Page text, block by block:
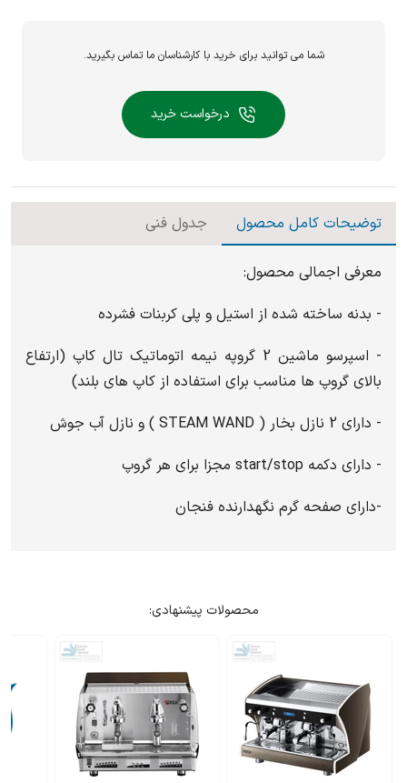
شما می توانید برای خرید با کارشناسان ما تماس بگیرید.
درخواست خرید
توضیحات کامل محصول جدول فنی
معرفی اجمالی محصول:
- بدنه ساخته شده از استیل و پلی کربنات فشرده
- اسپرسو ماشین 2 گروپه نیمه اتوماتیک تال کاپ (ارتفاع
بالای گروپ ها مناسب برای استفاده از کاپ های بلند)
- دارای 2 نازل بخار ( STEAM WAND ) و نازل آب جوش
- دارای دکمه start/stop مجزا برای هر گروپ
-داراي صفحه گرم نگهدارنده فنجان
محصولات پیشنهادی: